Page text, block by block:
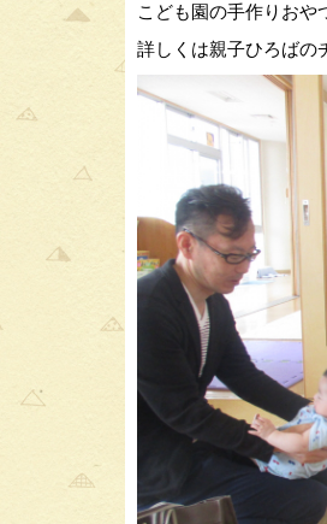
こども園の手作りおや
詳しくは親子ひろば